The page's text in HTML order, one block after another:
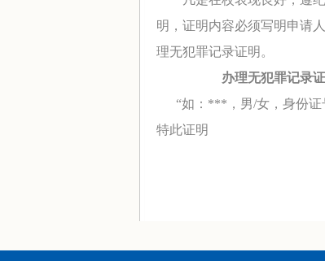
明，证明内容必须写明申请
理无犯罪记录证明。
办理无犯罪记录
“如： *** ，男/女，身份证
特此证明